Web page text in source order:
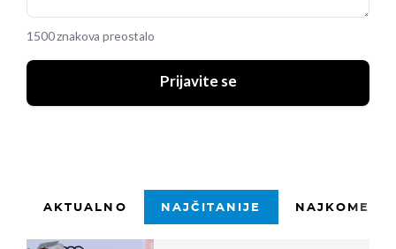
1500 znakova preostalo
Prijavite se
AKTUALNO NAJČITANIJE